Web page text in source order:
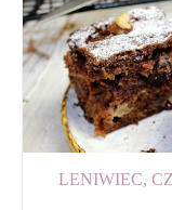
LENIWIEC,